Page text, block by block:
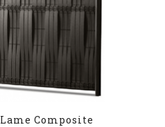
Composite